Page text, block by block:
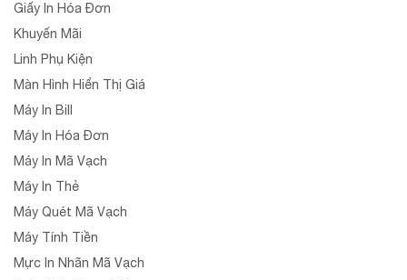
Giấy In Hóa Đơn
Khuyến Mãi
Linh Phụ Kiện
Màn Hình Hiển Thị Giá
Máy In Bill
Máy In Hóa Đơn
Máy In Mã Vạch
Máy In Thẻ
Máy Quét Mã Vạch
Máy Tính Tiền
Mực In Nhãn Mã Vạch